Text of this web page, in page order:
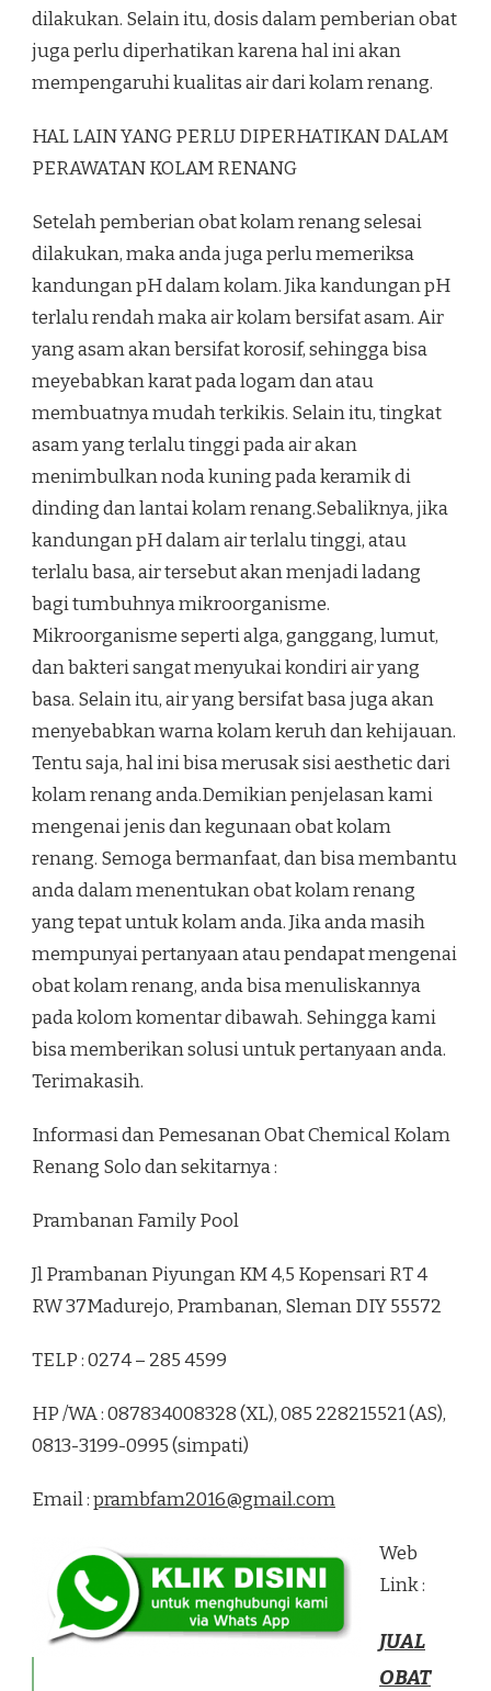
dilakukan. Selain itu, dosis dalam pemberian obat
juga perlu diperhatikan karena hal ini akan
mempengaruhi kualitas air dari kolam renang.
HAL LAIN YANG PERLU DIPERHATIKAN DALAM
PERAWATAN KOLAM RENANG
Setelah pemberian obat kolam renang selesai
dilakukan, maka anda juga perlu memeriksa
kandungan pH dalam kolam. Jika kandungan pH
terlalu rendah maka air kolam bersifat asam. Air
yang asam akan bersifat korosif, sehingga bisa
meyebabkan karat pada logam dan atau
membuatnya mudah terkikis. Selain itu, tingkat
asam yang terlalu tinggi pada air akan
menimbulkan noda kuning pada keramik di
dinding dan lantai kolam renang.Sebaliknya, jika
kandungan pH dalam air terlalu tinggi, atau
terlalu basa, air tersebut akan menjadi ladang
bagi tumbuhnya mikroorganisme.
Mikroorganisme seperti alga, ganggang, lumut,
dan bakteri sangat menyukai kondiri air yang
basa. Selain itu, air yang bersifat basa juga akan
menyebabkan warna kolam keruh dan kehijauan.
Tentu saja, hal ini bisa merusak sisi aesthetic dari
kolam renang anda.Demikian penjelasan kami
mengenai jenis dan kegunaan obat kolam
renang. Semoga bermanfaat, dan bisa membantu
anda dalam menentukan obat kolam renang
yang tepat untuk kolam anda. Jika anda masih
mempunyai pertanyaan atau pendapat mengenai
obat kolam renang, anda bisa menuliskannya
pada kolom komentar dibawah. Sehingga kami
bisa memberikan solusi untuk pertanyaan anda.
Terimakasih.
Informasi dan Pemesanan Obat Chemical Kolam
Renang Solo dan sekitarnya :
Prambanan Family Pool
Jl Prambanan Piyungan KM 4,5 Kopensari RT 4
RW 37Madurejo, Prambanan, Sleman DIY 55572
TELP : 0274 – 285 4599
HP /WA : 087834008328 (XL), 085 228215521 (AS),
0813-3199-0995 (simpati)
Email :prambfam2016@gmail.com
Web
Link :
JUAL
OBAT